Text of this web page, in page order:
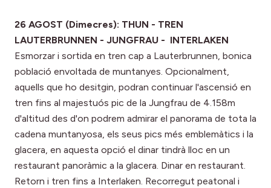
26 AGOST (Dimecres): THUN - TREN
LAUTERBRUNNEN - JUNGFRAU - INTERLAKEN
Esmorzar i sortida en tren cap a Lauterbrunnen, bonica
població envoltada de muntanyes. Opcionalment,
aquells que ho desitgin, podran continuar l'ascensió en
tren fins al majestuós pic de la Jungfrau de 4.158m
d'altitud des d'on podrem admirar el panorama de tota la
cadena muntanyosa, els seus pics més emblemàtics i la
glacera, en aquesta opció el dinar tindrà lloc en un
restaurant panoràmic a la glacera. Dinar en restaurant.
Retorn i tren fins a Interlaken. Recorregut peatonal i